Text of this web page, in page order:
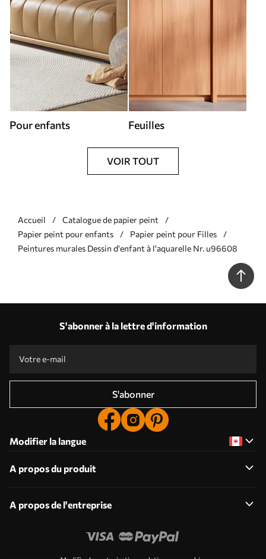
Pour enfants Feuilles
VOIR TOUT
Accueil
Catalogue de papier peint
Papier peint pour enfants
Papier peint pour Filles
Peintures murales Dessin d'enfant à l'aquarelle Nr. u96608
S'abonner à la lettre d'information
S'abonner
Modifier la langue
A propos du produit
A propos de l'entreprise